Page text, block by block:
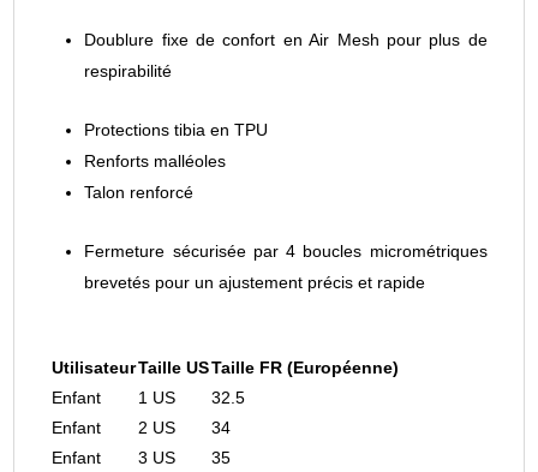
Doublure fixe de confort en Air Mesh pour plus de
respirabilité
Protections tibia en TPU
Renforts malléoles
Talon renforcé
Fermeture sécurisée par 4 boucles micrométriques
brevetés pour un ajustement précis et rapide
UtilisateurTaille USTaille FR (Européenne)
Enfant
1 US
32.5
Enfant
2 US
34
Enfant
3 US
35